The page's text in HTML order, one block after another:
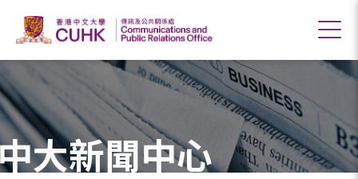
大新聞中心